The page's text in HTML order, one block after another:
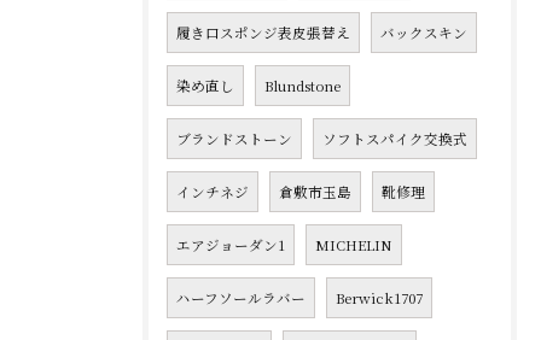
履き口スポンジ表皮張替え バックスキン
染め直し Blundstone
ブランドストーン ソフトスパイク交換式
インチネジ 倉敷市玉島 靴修理
エアジョーダン1 MICHELIN
ハーフソールラバー Berwick1707